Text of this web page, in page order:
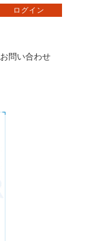
お問い合わせ
ログイン